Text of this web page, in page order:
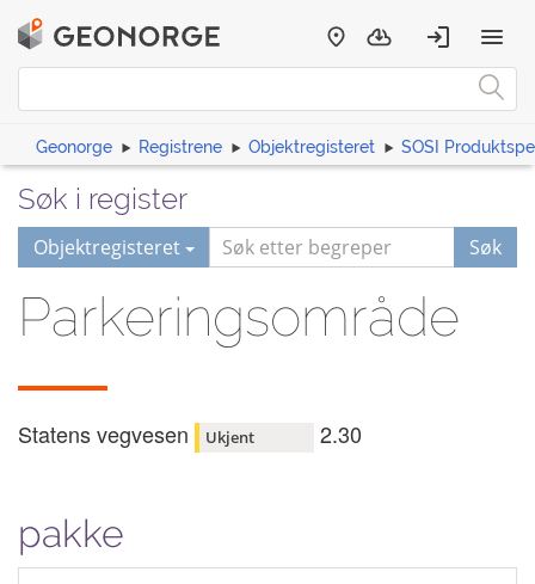
Geonorge Registrene Objektregisteret SOSI
Søk i register
Objektregisteret Søk
Parkeringsområde
Statens vegvesen Ukjent 2.30
pakke